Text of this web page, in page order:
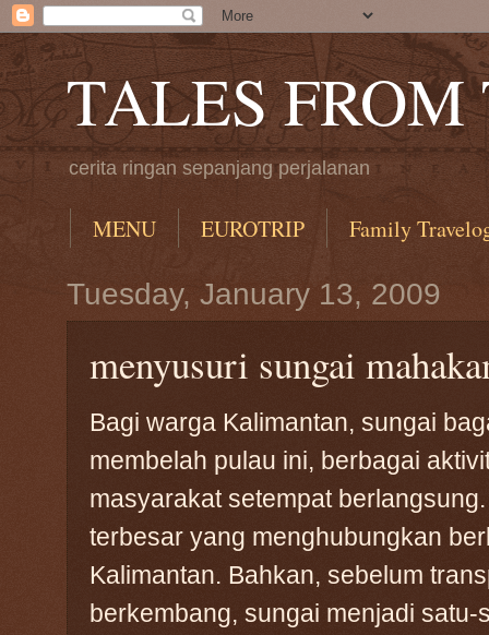
TALES FROM
cerita ringan sepanjang perjalanan
MENU EUROTRIP Family
Tuesday, January 13, 2009
menyusuri sungai
Bagi warga Kalimantan, sungai
membelah pulau ini, berbagai
masyarakat setempat
terbesar yang menghubungkan
Kalimantan. Bahkan, sebelum
berkembang, sungai menjadi